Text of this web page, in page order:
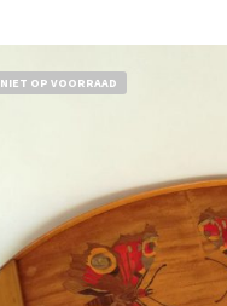
NIET OP VOORRAAD